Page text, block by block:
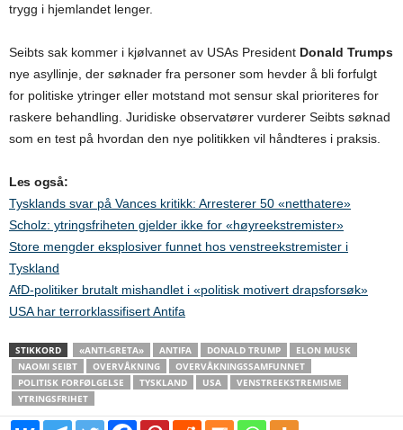
trygg i hjemlandet lenger.
Seibts sak kommer i kjølvannet av USAs President Donald Trumps
nye asyllinje, der søknader fra personer som hevder å bli forfulgt
for politiske ytringer eller motstand mot sensur skal prioriteres for
raskere behandling. Juridiske observatører vurderer Seibts søknad
som en test på hvordan den nye politikken vil håndteres i praksis.
Les også:
Tysklands svar på Vances kritikk: Arresterer 50 «netthatere»
Scholz: ytringsfriheten gjelder ikke for «høyreekstremister»
Store mengder eksplosiver funnet hos venstreekstremister i
Tyskland
AfD-politiker brutalt mishandlet i «politisk motivert drapsforsøk»
USA har terrorklassifisert Antifa
STIKKORD «ANTI-GRETA» ANTIFA DONALD TRUMP
ELON MUSK
NAOMI SEIBT
OVERVÅKNING
OVERVÅKNINGSSAMFUNNET
POLITISK FORFØLGELSE
TYSKLAND USA
VENSTREEKSTREMISME
YTRINGSFRIHET